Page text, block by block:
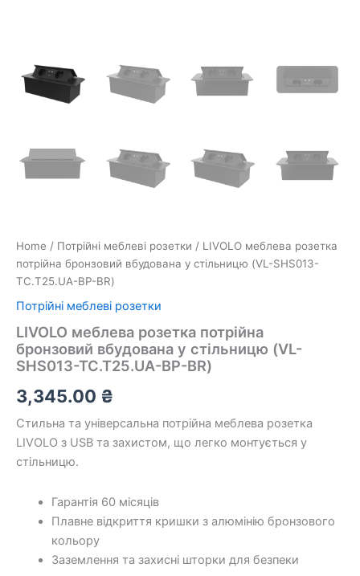
Home / Потрійні меблеві розетки / LIVOLO меблева розетка
потрійна бронзовий вбудована у стільницю (VL-SHS013-
TC.T25.UA-BP-BR)
Потрійні меблеві розетки
LIVOLO меблева розетка потрійна
бронзовий вбудована у стільницю (VL-
SHS013-TC.T25.UA-BP-BR)
3,345.00 ₴
Стильна та універсальна потрійна меблева розетка
LIVOLO з USB та захистом, що легко монтується у
стільницю.
Гарантія 60 місяців
Плавне відкриття кришки з алюмінію бронзового
кольору
Заземлення та захисні шторки для безпеки